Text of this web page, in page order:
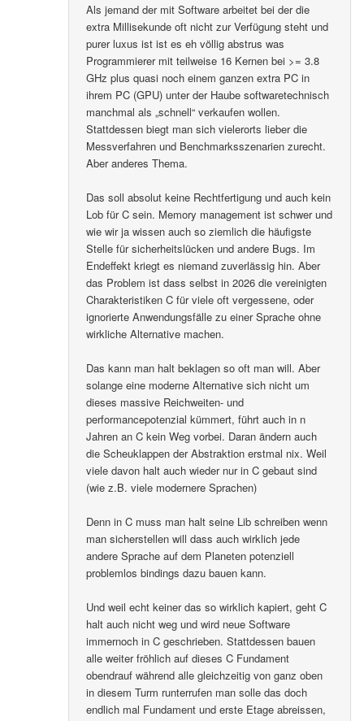
Als jemand der mit Software arbeitet bei der die
extra Millisekunde oft nicht zur Verfügung steht und
purer luxus ist ist es eh völlig abstrus was
Programmierer mit teilweise 16 Kernen bei >= 3.8
GHz plus quasi noch einem ganzen extra PC in
ihrem PC (GPU) unter der Haube softwaretechnisch
manchmal als „schnell“ verkaufen wollen.
Stattdessen biegt man sich vielerorts lieber die
Messverfahren und Benchmarksszenarien zurecht.
Aber anderes Thema.
Das soll absolut keine Rechtfertigung und auch kein
Lob für C sein. Memory management ist schwer und
wie wir ja wissen auch so ziemlich die häufigste
Stelle für sicherheitslücken und andere Bugs. Im
Endeffekt kriegt es niemand zuverlässig hin. Aber
das Problem ist dass selbst in 2026 die vereinigten
Charakteristiken C für viele oft vergessene, oder
ignorierte Anwendungsfälle zu einer Sprache ohne
wirkliche Alternative machen.
Das kann man halt beklagen so oft man will. Aber
solange eine moderne Alternative sich nicht um
dieses massive Reichweiten- und
performancepotenzial kümmert, führt auch in n
Jahren an C kein Weg vorbei. Daran ändern auch
die Scheuklappen der Abstraktion erstmal nix. Weil
viele davon halt auch wieder nur in C gebaut sind
(wie z.B. viele modernere Sprachen)
Denn in C muss man halt seine Lib schreiben wenn
man sicherstellen will dass auch wirklich jede
andere Sprache auf dem Planeten potenziell
problemlos bindings dazu bauen kann.
Und weil echt keiner das so wirklich kapiert, geht C
halt auch nicht weg und wird neue Software
immernoch in C geschrieben. Stattdessen bauen
alle weiter fröhlich auf dieses C Fundament
obendrauf während alle gleichzeitig von ganz oben
in diesem Turm runterrufen man solle das doch
endlich mal Fundament und erste Etage abreissen,